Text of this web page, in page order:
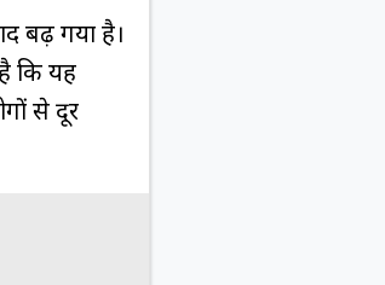
बढ़ गया है।
कि यह
से दूर